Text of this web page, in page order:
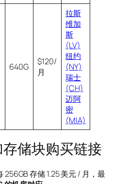
640G
$120/
月
拉斯
维加
斯
(LV)
纽约
(NY)
瑞士
(CH)
迈阿
密
(MIA)
储块购买链接
256GB 存储 1.25 美元 / 月，最